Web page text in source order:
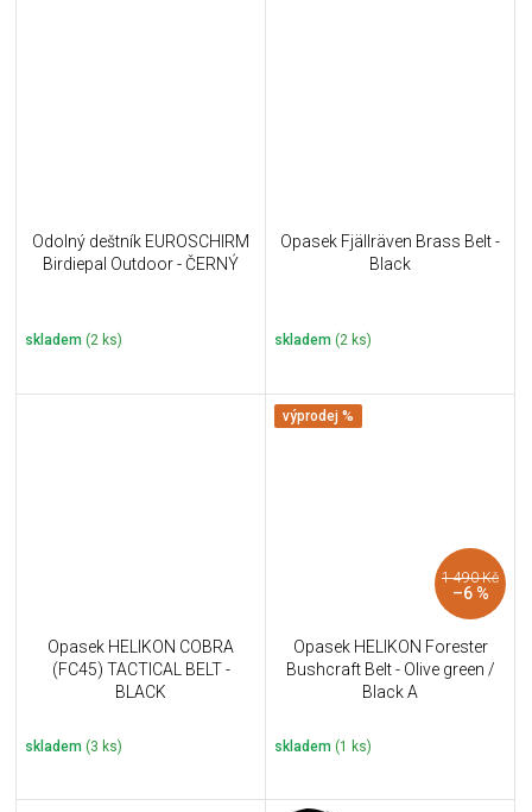
Odolný deštník EUROSCHIRM
Birdiepal Outdoor - ČERNÝ
skladem (2 ks)
Opasek Fjällräven Brass Belt -
Black
skladem (2 ks)
Opasek HELIKON COBRA
(FC45) TACTICAL BELT -
BLACK
skladem (3 ks)
výprodej %
1 490 Kč
–6 %
Opasek HELIKON Forester
Bushcraft Belt - Olive green /
Black A
skladem (1 ks)